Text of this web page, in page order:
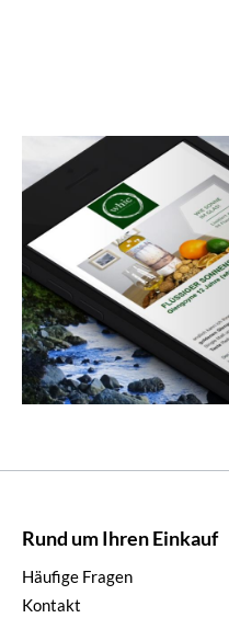
Rund um Ihren Einkauf
Häufige Fragen
Kontakt